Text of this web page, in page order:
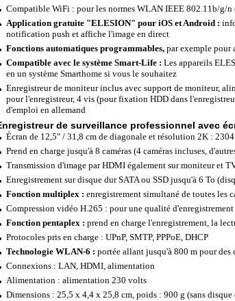
Compatible WiFi : pour les normes WLAN IEEE 802.11b/g/n
Application gratuite "ELESION" pour iOS et Android :
notification push et affiche l'image en direct
Fonctions automatiques programmables, par exemple pour
Compatible avec le système Smart-Life : Les appareils
en un système Smarthome si vous le souhaitez
Enregistreur de moniteur inclus avec support de moniteur,
pour l'enregistreur, 4 vis (pour fixation HDD dans
d'emploi en allemand
de surveillance professionnel avec
Écran de 12,5" / 31,8 cm de diagonale et résolution 2K :
Prend en charge jusqu'à 8 caméras (4 caméras incluses,
Transmission d'image par HDMI également sur moniteur et
Enregistrement sur disque dur SATA ou SSD jusqu'à 6 To
Fonction multiplex : enregistrement simultané de toutes les
Compression vidéo H.265 : pour une qualité
Fonction pentaplex : prend en charge l'enregistrement, la
Protocoles pris en charge : UPnP, SMTP, PPPoE, DHCP
Technologie WLAN-6 : portée allant jusqu'à 800 m pour des
Connexions : LAN, HDMI, alimentation
Alimentation : alimentation 230 volts
Dimensions : 25,5 x 4,4 x 25,8 cm, poids : 900 g (sans disque